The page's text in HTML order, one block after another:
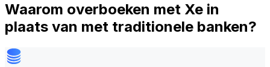
Waarom overboeken met Xe in
plaats van met traditionele banken?